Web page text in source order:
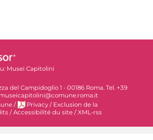
Musei Capitolini
del Campidoglio 1 - 00186 Roma. Tel. +39
/ Privacy / Exclusion de la
/ Accessibilité du site / XML-rss